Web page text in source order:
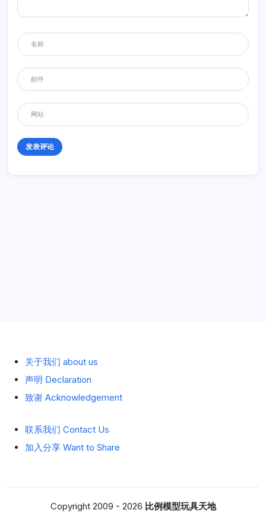
关于我们 about us
声明 Declaration
致谢 Acknowledgement
联系我们 Contact Us
加入分享 Want to Share
Copyright 2009 - 2026 比例模型玩具天地